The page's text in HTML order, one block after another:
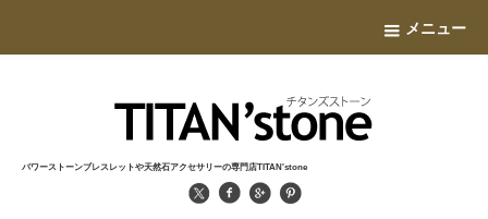
メニュー
パワーストーンブレスレットや天然石アクセサリーの専門店TITAN'stone